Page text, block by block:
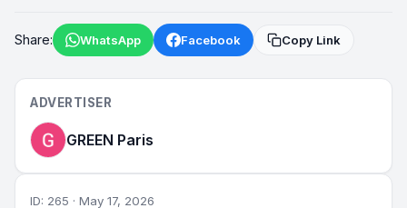
Share: WhatsApp Facebook Copy Link
ADVERTISER
GREEN Paris
ID: 265 · May 17, 2026